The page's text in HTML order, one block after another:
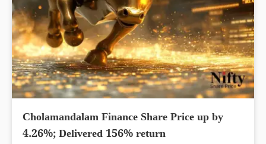
Cholamandalam Finance Share Price up by
4.26%; Delivered 156% return